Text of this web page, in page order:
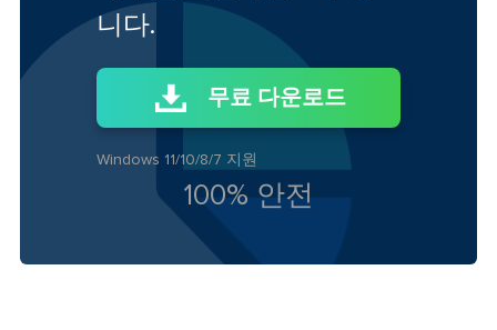
니다.
무료 다운로드
Windows 11/10/8/7 지원
100% 안전